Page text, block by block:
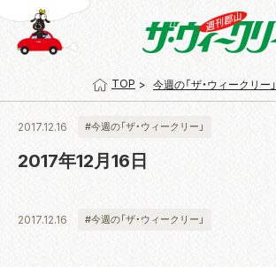
TOP 今週の「ザ・ウィークリー」
2017.12.16 #今週の「ザ・ウィークリー」
2017年12月16日
2017.12.16 #今週の「ザ・ウィークリー」